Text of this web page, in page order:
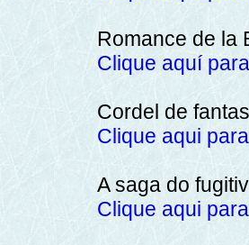
Romance de la
Clique aquí
Cordel de
Clique aqui
A saga do
Clique aqui